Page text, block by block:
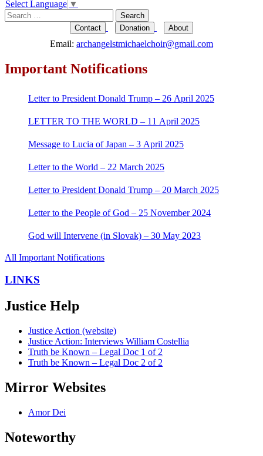
Select Language ▼
Search
for:
Contact Donation About
Email: archangelstmichaelchoir@gmail.com
Important Notifications
Letter to President Donald Trump – 26 April 2025
LETTER TO THE WORLD – 11 April 2025
Message to Lucia of Japan – 3 April 2025
Letter to the World – 22 March 2025
Letter to President Donald Trump – 20 March 2025
Letter to the People of God – 25 November 2024
God will Intervene (in Slovak) – 30 May 2023
All Important Notifications
LINKS
Justice Help
Justice Action (website)
Justice Action: Interviews William Costellia
Truth be Known – Legal Doc 1 of 2
Truth be Known – Legal Doc 2 of 2
Mirror Websites
Amor Dei
Noteworthy